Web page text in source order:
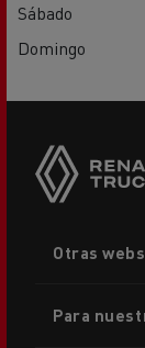
Sábado
Domingo
menu
Otras
Para